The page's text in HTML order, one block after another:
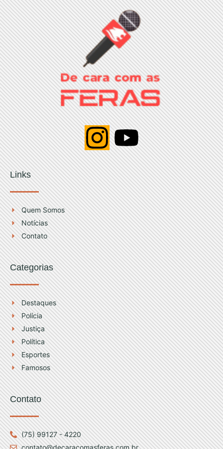
I
n
s
t
a
g
r
a
m
Y
o
u
t
u
b
e
Links
Quem Somos
Notícias
Contato
Categorias
Destaques
Polícia
Justiça
Política
Esportes
Famosos
Contato
(75) 99127 - 4220